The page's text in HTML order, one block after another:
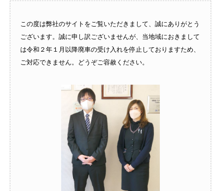
この度は弊社のサイトをご覧いただきまして、誠にありがとう
ございます。誠に申し訳ございませんが、当地域におきまして
は令和２年１月以降廃車の受け入れを停止しておりますため、
ご対応できません。どうぞご容赦ください。